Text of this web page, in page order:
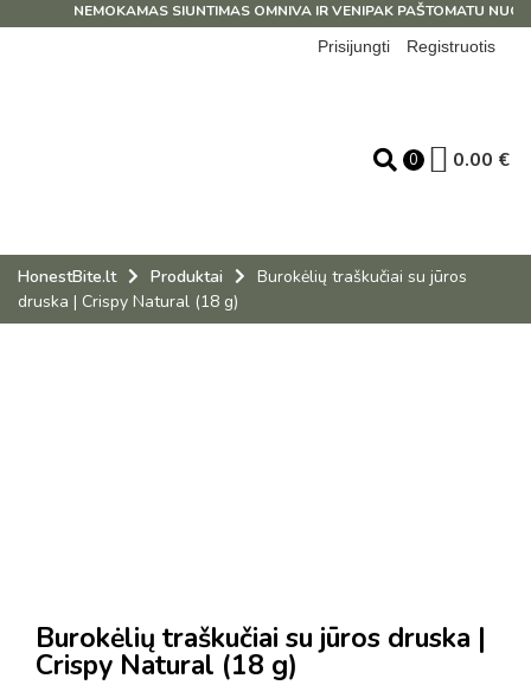
NEMOKAMAS SIUNTIMAS OMNIVA IR VENIPAK PAŠTOMATU NUO
Prisijungti
Registruotis
0 0.00 €
HonestBite.lt Produktai
Burokėlių traškučiai su jūros
druska | Crispy Natural (18 g)
Burokėlių traškučiai su jūros druska |
Crispy Natural (18 g)